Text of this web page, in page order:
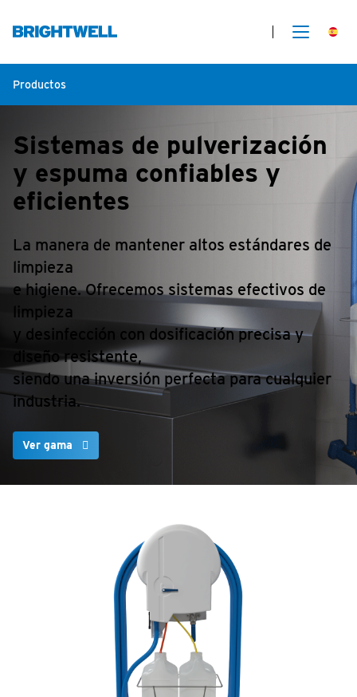
Productos
Sistemas de pulverización
y espuma confiables y
eficientes
La manera de mantener altos estándares de
limpieza
e higiene. Ofrecemos sistemas efectivos de
limpieza
y desinfección con dosificación precisa y
diseño resistente,
siendo una inversión perfecta para cualquier
industria.
Ver gama